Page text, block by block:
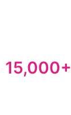
15,000+